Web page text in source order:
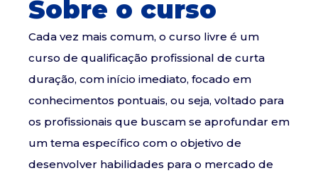
Sobre o curso
Cada vez mais comum, o curso livre é um
curso de qualificação profissional de curta
duração, com início imediato, focado em
conhecimentos pontuais, ou seja, voltado para
os profissionais que buscam se aprofundar em
um tema específico com o objetivo de
desenvolver habilidades para o mercado de